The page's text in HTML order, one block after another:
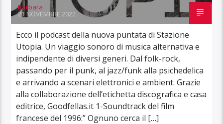
Barbara
21 NOVEMBRE 2022
Ecco il podcast della nuova puntata di Stazione
Utopia. Un viaggio sonoro di musica alternativa e
indipendente di diversi generi. Dal folk-rock,
passando per il punk, al jazz/funk alla psichedelica
e arrivando a scenari elettronici e ambient. Grazie
alla collaborazione dell’etichetta discografica e casa
editrice, Goodfellas.it 1-Soundtrack del film
francese del 1996:” Ognuno cerca il […]